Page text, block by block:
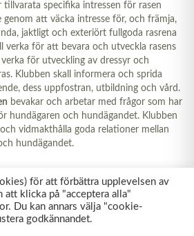
tillvarata specifika intressen för rasen
genom att väcka intresse för, och främja,
jaktligt och exteriört fullgoda rasrena
verka för att bevara och utveckla rasens
för utveckling av dressyr och
Klubben skall informera och sprida
dess uppfostran, utbildning och vård.
bevakar och arbetar med frågor som har
hundägaren och hundägandet. Klubben
vidmakthålla goda relationer mellan
hundägandet.
för att förbättra upplevelsen av
att klicka på "acceptera alla"
Du kan annars välja "cookie-
godkännandet.